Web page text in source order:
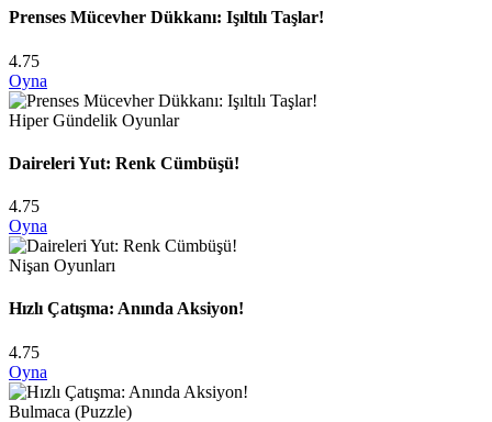
Prenses Mücevher Dükkanı: Işıltılı Taşlar!
4.75
Oyna
Hiper Gündelik Oyunlar
Daireleri Yut: Renk Cümbüşü!
4.75
Oyna
Nişan Oyunları
Hızlı Çatışma: Anında Aksiyon!
4.75
Oyna
Bulmaca (Puzzle)